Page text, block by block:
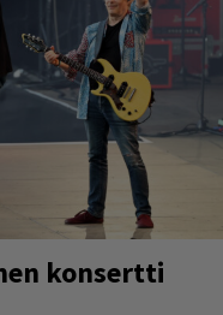
konsertti